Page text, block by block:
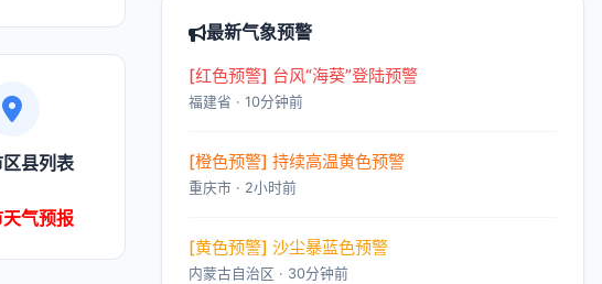
县列表
气预报
最新气象预警
[红色预警] 台风“海葵”登陆预警
福建省 · 10分钟前
[橙色预警] 持续高温黄色预警
重庆市 · 2小时前
[黄色预警] 沙尘暴蓝色预警
内蒙古自治区 · 30分钟前